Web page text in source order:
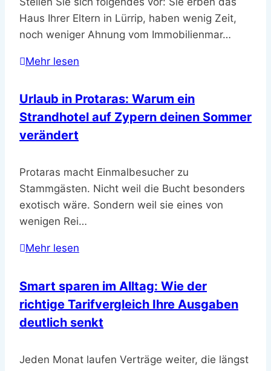
Haus Ihrer Eltern in Lürrip, haben wenig Zeit,
noch weniger Ahnung vom Immobilienmar…
Mehr lesen
Urlaub in Protaras: Warum ein
Strandhotel auf Zypern deinen Sommer
verändert
Protaras macht Einmalbesucher zu
Stammgästen. Nicht weil die Bucht besonders
exotisch wäre. Sondern weil sie eines von
wenigen Rei…
Mehr lesen
Smart sparen im Alltag: Wie der
richtige Tarifvergleich Ihre Ausgaben
deutlich senkt
Jeden Monat laufen Verträge weiter, die längst